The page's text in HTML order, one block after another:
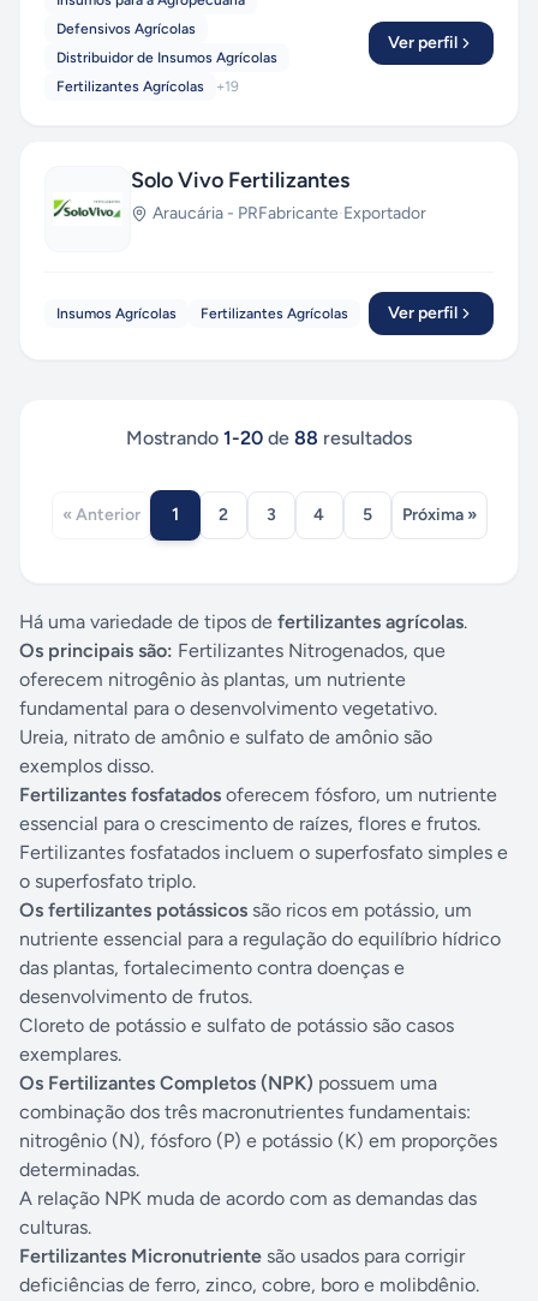
Defensivos Agrícolas
Distribuidor de Insumos Agrícolas
Fertilizantes Agrícolas
+19
Ver perfil
Solo Vivo Fertilizantes
Araucária - PRFabricante·Exportador
Insumos Agrícolas Fertilizantes Agrícolas Ver perfil
Mostrando 1-20 de 88 resultados
« Anterior 1 2 3 4 5 Próxima »
Há uma variedade de tipos de fertilizantes agrícolas.
Os principais são: Fertilizantes Nitrogenados, que
oferecem nitrogênio às plantas, um nutriente
fundamental para o desenvolvimento vegetativo.
Ureia, nitrato de amônio e sulfato de amônio são
exemplos disso.
Fertilizantes fosfatados oferecem fósforo, um nutriente
essencial para o crescimento de raízes, flores e frutos.
Fertilizantes fosfatados incluem o superfosfato simples e
o superfosfato triplo.
Os fertilizantes potássicos são ricos em potássio, um
nutriente essencial para a regulação do equilíbrio hídrico
das plantas, fortalecimento contra doenças e
desenvolvimento de frutos.
Cloreto de potássio e sulfato de potássio são casos
exemplares.
Os Fertilizantes Completos (NPK) possuem uma
combinação dos três macronutrientes fundamentais:
nitrogênio (N), fósforo (P) e potássio (K) em proporções
determinadas.
A relação NPK muda de acordo com as demandas das
culturas.
Fertilizantes Micronutriente são usados para corrigir
deficiências de ferro, zinco, cobre, boro e molibdênio.